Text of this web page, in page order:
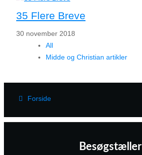
35 Flere Breve
30 november 2018
All
Midde og Christian artikler
Forside
Besøgstæller